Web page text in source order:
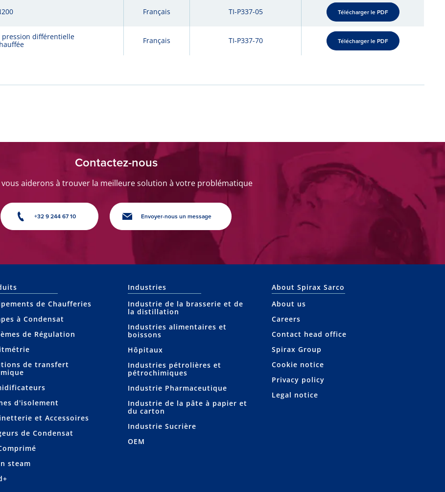
Français TI-P337-05 Télécharger le PDF
pression différentielle
Français TI-P337-70 Télécharger le PDF
Contactez-nous
vous aiderons à trouver la meilleure solution à votre problématique
+32 9 244 67 10 Envoyer-nous un message
de Chaufferies
à Condensat
de Régulation
de transfert
d'isolement
et Accessoires
de Condensat
steam
Industries
Industrie de la brasserie et de
la distillation
Industries alimentaires et
boissons
Hôpitaux
Industries pétrolières et
pétrochimiques
Industrie Pharmaceutique
Industrie de la pâte à papier et
du carton
Industrie Sucrière
OEM
About Spirax Sarco
About us
Careers
Contact head office
Spirax Group
Cookie notice
Privacy policy
Legal notice